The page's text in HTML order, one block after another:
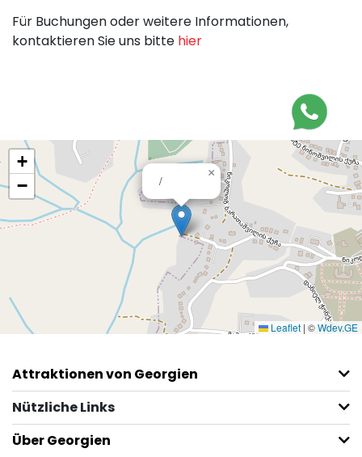
Für Buchungen oder weitere Informationen,
kontaktieren Sie uns bitte hier
/
×
+
−
Leaflet | ©Wdev.GE
Attraktionen von Georgien
Nützliche Links
Über Georgien